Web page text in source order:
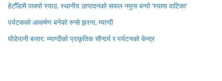
हेटौँडामै पाक्यो स्याउ, स्थानीय उत्पादनको सफल नमुना बन्यो ‘स्यामा वाटिका’
पर्यटकको आकर्षण बनेको रुप्से झरना, म्याग्दी
घोडेपानी बजार: म्याग्दीको प्राकृतिक सौन्दर्य र पर्यटनको केन्द्र